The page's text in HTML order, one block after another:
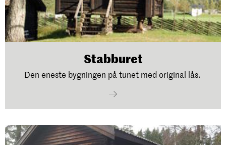
Stabburet
Den eneste bygningen på tunet med original lås.